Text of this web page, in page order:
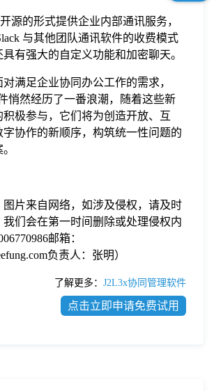
源的形式提供企业内部通讯服务，
与其他团队通讯软件的收费模式
有强大的自定义功能和加密聊天。
满足企业协同办公工作的需求，
悄然经历了一番浪潮，随着这些新
极参与，它们将为创造开放、互
协作的新顺序，构筑统一性问题的
图片来自网络，如涉及侵权，请及时
我们会在第一时间删除或处理侵权内
邮箱：
负责人：张明）
了解更多： J2L3x协同管理软件
点击立即申请免费试用